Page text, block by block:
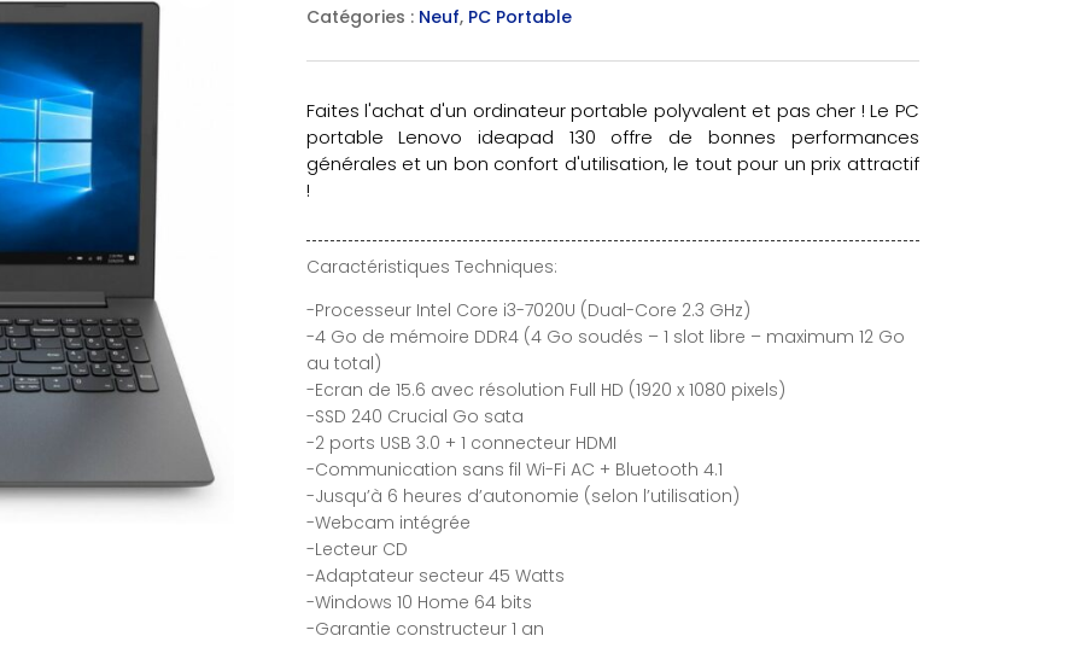
Catégories : Neuf, PC Portable
Faites l'achat d'un ordinateur portable polyvalent et pas cher ! Le PC
portable Lenovo ideapad 130 offre de bonnes performances
générales et un bon confort d'utilisation, le tout pour un prix attractif
!
Caractéristiques Techniques:
-Processeur Intel Core i3-7020U (Dual-Core 2.3 GHz)
-4 Go de mémoire DDR4 (4 Go soudés – 1 slot libre – maximum 12 Go
au total)
-Ecran de 15.6 avec résolution Full HD (1920 x 1080 pixels)
-SSD 240 Crucial Go sata
-2 ports USB 3.0 + 1 connecteur HDMI
-Communication sans fil Wi-Fi AC + Bluetooth 4.1
-Jusqu’à 6 heures d’autonomie (selon l’utilisation)
-Webcam intégrée
-Lecteur CD
-Adaptateur secteur 45 Watts
-Windows 10 Home 64 bits
-Garantie constructeur 1 an